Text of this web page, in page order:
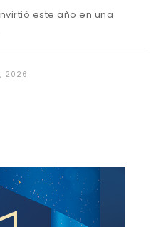
este año en una
2026